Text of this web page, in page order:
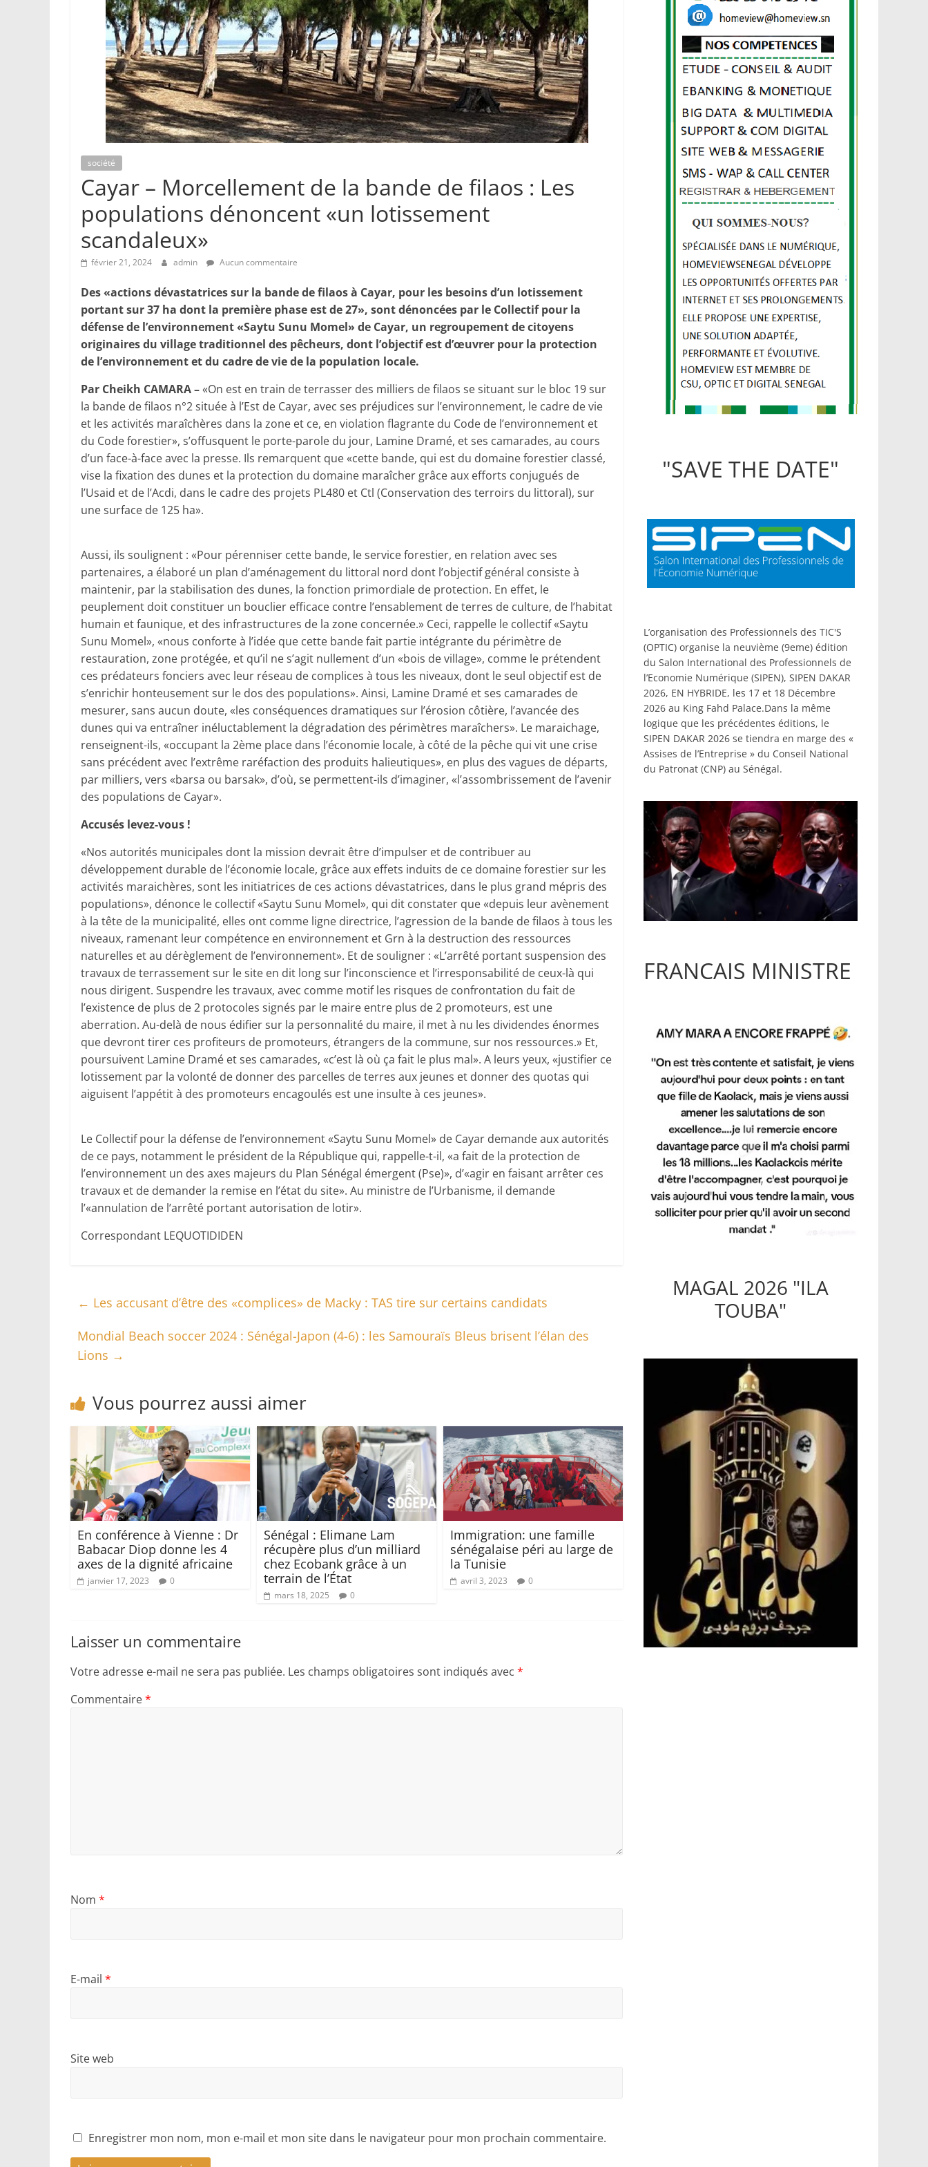
société
Cayar – Morcellement de la bande de filaos : Les
populations dénoncent «un lotissement
scandaleux»
février 21, 2024 admin Aucun commentaire
Des «actions dévastatrices sur la bande de filaos à Cayar, pour les besoins d’un lotissement
portant sur 37 ha dont la première phase est de 27», sont dénoncées par le Collectif pour la
défense de l’environnement «Saytu Sunu Momel» de Cayar, un regroupement de citoyens
originaires du village traditionnel des pêcheurs, dont l’objectif est d’œuvrer pour la protection
de l’environnement et du cadre de vie de la population locale.
Par Cheikh CAMARA –«On est en train de terrasser des milliers de filaos se situant sur le bloc 19 sur
la bande de filaos n°2 située à l’Est de Cayar, avec ses préjudices sur l’environnement, le cadre de vie
et les activités maraîchères dans la zone et ce, en violation flagrante du Code de l’environnement et
du Code forestier», s’offusquent le porte-parole du jour, Lamine Dramé, et ses camarades, au cours
d’un face-à-face avec la presse. Ils remarquent que «cette bande, qui est du domaine forestier classé,
vise la fixation des dunes et la protection du domaine maraîcher grâce aux efforts conjugués de
l’Usaid et de l’Acdi, dans le cadre des projets PL480 et Ctl (Conservation des terroirs du littoral), sur
une surface de 125 ha».
Aussi, ils soulignent : «Pour pérenniser cette bande, le service forestier, en relation avec ses
partenaires, a élaboré un plan d’aménagement du littoral nord dont l’objectif général consiste à
maintenir, par la stabilisation des dunes, la fonction primordiale de protection. En effet, le
peuplement doit constituer un bouclier efficace contre l’ensablement de terres de culture, de l’habitat
humain et faunique, et des infrastructures de la zone concernée.» Ceci, rappelle le collectif «Saytu
Sunu Momel», «nous conforte à l’idée que cette bande fait partie intégrante du périmètre de
restauration, zone protégée, et qu’il ne s’agit nullement d’un «bois de village», comme le prétendent
ces prédateurs fonciers avec leur réseau de complices à tous les niveaux, dont le seul objectif est de
s’enrichir honteusement sur le dos des populations». Ainsi, Lamine Dramé et ses camarades de
mesurer, sans aucun doute, «les conséquences dramatiques sur l’érosion côtière, l’avancée des
dunes qui va entraîner inéluctablement la dégradation des périmètres maraîchers». Le maraichage,
renseignent-ils, «occupant la 2ème place dans l’économie locale, à côté de la pêche qui vit une crise
sans précédent avec l’extrême raréfaction des produits halieutiques», en plus des vagues de départs,
par milliers, vers «barsa ou barsak», d’où, se permettent-ils d’imaginer, «l’assombrissement de l’avenir
des populations de Cayar».
Accusés levez-vous !
«Nos autorités municipales dont la mission devrait être d’impulser et de contribuer au
développement durable de l’économie locale, grâce aux effets induits de ce domaine forestier sur les
activités maraichères, sont les initiatrices de ces actions dévastatrices, dans le plus grand mépris des
populations», dénonce le collectif «Saytu Sunu Momel», qui dit constater que «depuis leur avènement
à la tête de la municipalité, elles ont comme ligne directrice, l’agression de la bande de filaos à tous les
niveaux, ramenant leur compétence en environnement et Grn à la destruction des ressources
naturelles et au dérèglement de l’environnement». Et de souligner : «L’arrêté portant suspension des
travaux de terrassement sur le site en dit long sur l’inconscience et l’irresponsabilité de ceux-là qui
nous dirigent. Suspendre les travaux, avec comme motif les risques de confrontation du fait de
l’existence de plus de 2 protocoles signés par le maire entre plus de 2 promoteurs, est une
aberration. Au-delà de nous édifier sur la personnalité du maire, il met à nu les dividendes énormes
que devront tirer ces profiteurs de promoteurs, étrangers de la commune, sur nos ressources.» Et,
poursuivent Lamine Dramé et ses camarades, «c’est là où ça fait le plus mal». A leurs yeux, «justifier ce
lotissement par la volonté de donner des parcelles de terres aux jeunes et donner des quotas qui
aiguisent l’appétit à des promoteurs encagoulés est une insulte à ces jeunes».
Le Collectif pour la défense de l’environnement «Saytu Sunu Momel» de Cayar demande aux autorités
de ce pays, notamment le président de la République qui, rappelle-t-il, «a fait de la protection de
l’environnement un des axes majeurs du Plan Sénégal émergent (Pse)», d’«agir en faisant arrêter ces
travaux et de demander la remise en l’état du site». Au ministre de l’Urbanisme, il demande
l’«annulation de l’arrêté portant autorisation de lotir».
Correspondant LEQUOTIDIDEN
← Les accusant d’être des «complices» de Macky : TAS tire sur certains candidats
Mondial Beach soccer 2024 : Sénégal-Japon (4-6) : les Samouraïs Bleus brisent l’élan des
Lions →
Vous pourrez aussi aimer
En conférence à Vienne : Dr
Babacar Diop donne les 4
axes de la dignité africaine
janvier 17, 2023 0
Sénégal : Elimane Lam
récupère plus d’un milliard
chez Ecobank grâce à un
terrain de l’État
mars 18, 2025 0
Immigration: une famille
sénégalaise péri au large de
la Tunisie
avril 3, 2023 0
Laisser un commentaire
Votre adresse e-mail ne sera pas publiée. Les champs obligatoires sont indiqués avec *
Commentaire*
Nom *
E-mail *
Site web
Enregistrer mon nom, mon e-mail et mon site dans le navigateur pour mon prochain commentaire.
"SAVE THE DATE"
L’organisation des Professionnels des TIC'S
(OPTIC) organise la neuvième (9eme) édition
du Salon International des Professionnels de
l’Economie Numérique (SIPEN), SIPEN DAKAR
2026, EN HYBRIDE, les 17 et 18 Décembre
2026 au King Fahd Palace.Dans la même
logique que les précédentes éditions, le
SIPEN DAKAR 2026 se tiendra en marge des «
Assises de l’Entreprise » du Conseil National
du Patronat (CNP) au Sénégal.
FRANCAIS MINISTRE
MAGAL 2026 "ILA
TOUBA"